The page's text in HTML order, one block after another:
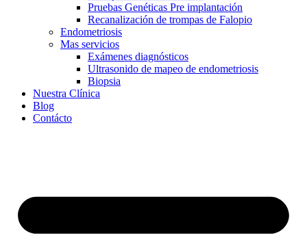
Pruebas Genéticas Pre implantación
Recanalización de trompas de Falopio
Endometriosis
Mas servicios
Exámenes diagnósticos
Ultrasonido de mapeo de endometriosis
Biopsia
Nuestra Clínica
Blog
Contácto